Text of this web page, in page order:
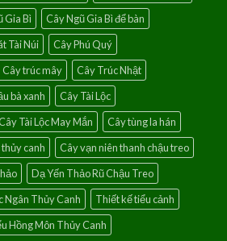
Gia Bì
Cây Ngũ Gia Bì để bàn
Tài Núi
Cây Phú Quý
Cây trúc mây
Cây Trúc Nhật
bà xanh
Cây Tài Lộc
Tài Lộc May Mắn
Cây tùng la hán
canh
Cây vạn niên thanh chậu treo
Dạ Yến Thảo Rũ Chậu Treo
Ngân Thủy Canh
Thiết kế tiểu cảnh
Hồng Môn Thủy Canh